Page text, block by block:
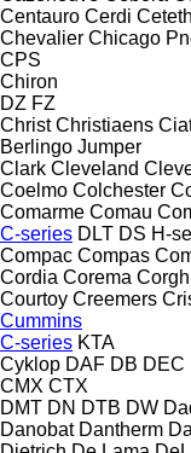
Centauro Cerdi
Chevalier Chicago
CPS
Chiron
DZ FZ
Christ Christiaens
Berlingo Jumper
Clark Cleveland
Coelmo Colchester
Comarme Comau
C-series DLT DS H-
Compac Compas
Cordia Corema
Courtoy Creemers
Cummins
C-series KTA
Cyklop DAF DB DEC
CMX CTX
DMT DN DTB DW
Danobat Dantherm